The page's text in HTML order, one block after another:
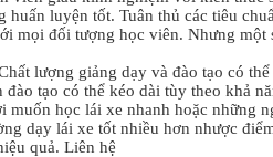
luyện tốt. Tuân thủ các tiêu
mọi đối tượng học viên. Nhưng một
lượng giảng dạy và đào tạo có
tạo có thể kéo dài tùy theo khả
học lái xe nhanh hoặc những
dạy lái xe tốt nhiều hơn nhược
quả. Liên hệ